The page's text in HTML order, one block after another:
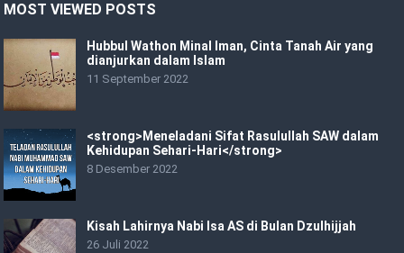
MOST VIEWED POSTS
Hubbul Wathon Minal Iman, Cinta Tanah Air yang
dianjurkan dalam Islam
11 September 2022
<strong>Meneladani Sifat Rasulullah SAW dalam
Kehidupan Sehari-Hari</strong>
8 Desember 2022
Kisah Lahirnya Nabi Isa AS di Bulan Dzulhijjah
26 Juli 2022